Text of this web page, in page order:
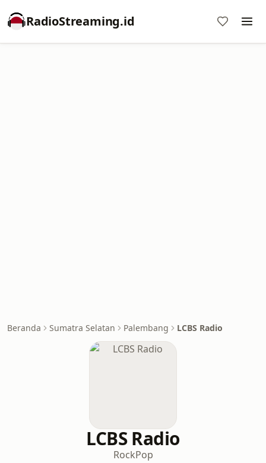
RadioStreaming.id
Beranda Sumatra Selatan Palembang LCBS Radio
LCBS Radio
RockPop